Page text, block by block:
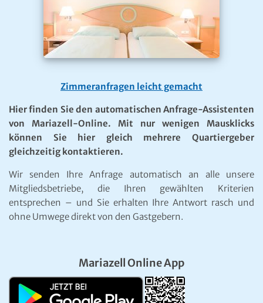
Zimmeranfragen leicht gemacht
Hier finden Sie den automatischen Anfrage-Assistenten
von Mariazell-Online. Mit nur wenigen Mausklicks
können Sie hier gleich mehrere Quartiergeber
gleichzeitig kontaktieren.
Wir senden Ihre Anfrage automatisch an alle unsere
Mitgliedsbetriebe, die Ihren gewählten Kriterien
entsprechen – und Sie erhalten Ihre Antwort rasch und
ohne Umwege direkt von den Gastgebern.
Mariazell Online App